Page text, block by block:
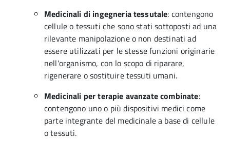
Medicinali di ingegneria tessutale: contengono
cellule o tessuti che sono stati sottoposti ad una
rilevante manipolazione o non destinati ad
essere utilizzati per le stesse funzioni originarie
nell'organismo, con lo scopo di riparare,
rigenerare o sostituire tessuti umani.
Medicinali per terapie avanzate combinate:
contengono uno o più dispositivi medici come
parte integrante del medicinale a base di cellule
o tessuti.